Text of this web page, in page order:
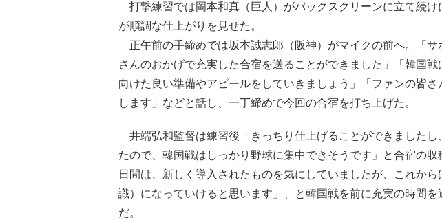
打撃練習では岡本和真（巨人）がバックスクリーンに立て続け
が順調な仕上がりを見せた。
正午前の手締めでは坂本誠志郎（阪神）がマイクの前へ。「サ
さんのおかげで充実した合宿を送ることができました」「韓国
向けた良い準備やアピールをしていきましょう」「ファンの皆
します」などと話し、一丁締めで今回の合宿を打ち上げた。
井端弘和監督は練習後「きっちり仕上げることができましたし
たので、韓国戦はしっかり野球に集中できそうです」と合宿の
日間は、新しく導入されたものを気にしていましたが、これから
識）になっていけると思います」、と韓国戦を前に充実の時間を
だ。